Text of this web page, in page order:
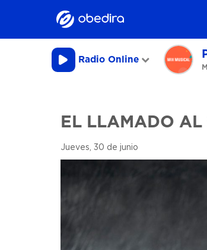
Radio Online
EL LLAMADO AL
Jueves, 30 de junio